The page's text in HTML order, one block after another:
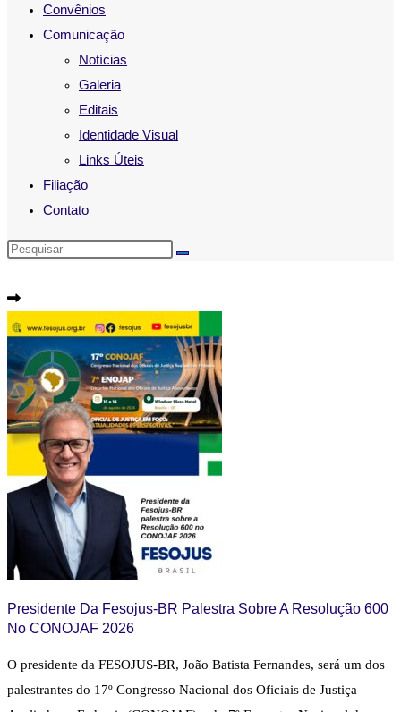
Convênios
Comunicação
Notícias
Galeria
Editais
Identidade Visual
Links Úteis
Filiação
Contato
Presidente Da Fesojus-BR Palestra Sobre A Resolução 600
No CONOJAF 2026
O presidente da FESOJUS-BR, João Batista Fernandes, será um dos
palestrantes do 17º Congresso Nacional dos Oficiais de Justiça